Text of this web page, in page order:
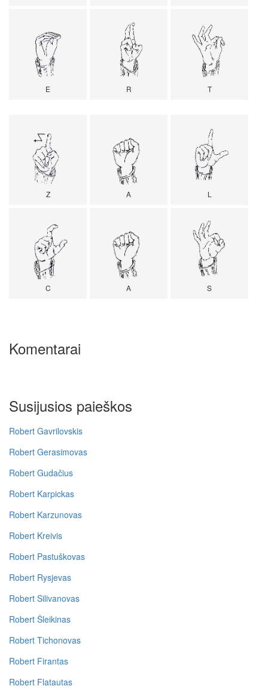
E R T
Z A L
C A S
Komentarai
Susijusios paieškos
Robert Gavrilovskis
Robert Gerasimovas
Robert Gudačius
Robert Karpickas
Robert Karzunovas
Robert Kreivis
Robert Pastuškovas
Robert Rysjevas
Robert Silivanovas
Robert Šleikinas
Robert Tichonovas
Robert Firantas
Robert Flatautas